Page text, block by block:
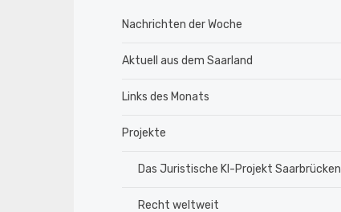
Nachrichten der Woche
Aktuell aus dem Saarland
Links des Monats
Projekte
Das Juristische KI-Projekt Saarbrücken
Recht weltweit